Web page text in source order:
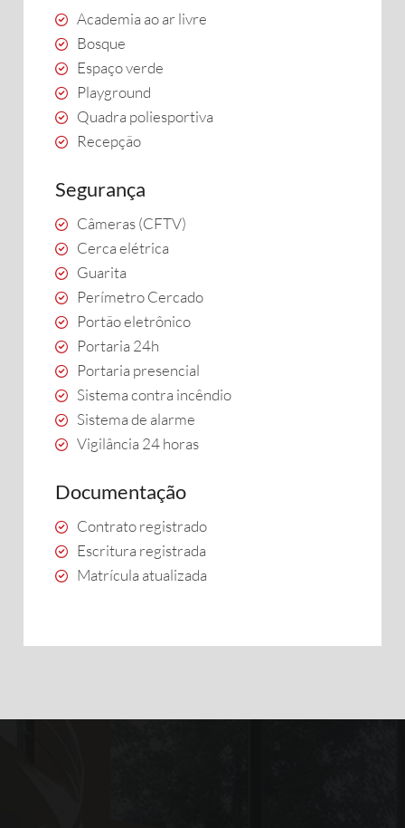
Academia ao ar livre
Bosque
Espaço verde
Playground
Quadra poliesportiva
Recepção
Segurança
Câmeras (CFTV)
Cerca elétrica
Guarita
Perímetro Cercado
Portão eletrônico
Portaria 24h
Portaria presencial
Sistema contra incêndio
Sistema de alarme
Vigilância 24 horas
Documentação
Contrato registrado
Escritura registrada
Matrícula atualizada